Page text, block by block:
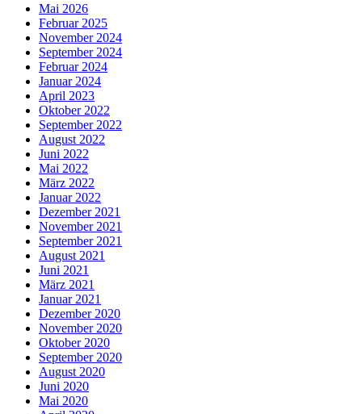
Mai 2026
Februar 2025
November 2024
September 2024
Februar 2024
Januar 2024
April 2023
Oktober 2022
September 2022
August 2022
Juni 2022
Mai 2022
März 2022
Januar 2022
Dezember 2021
November 2021
September 2021
August 2021
Juni 2021
März 2021
Januar 2021
Dezember 2020
November 2020
Oktober 2020
September 2020
August 2020
Juni 2020
Mai 2020